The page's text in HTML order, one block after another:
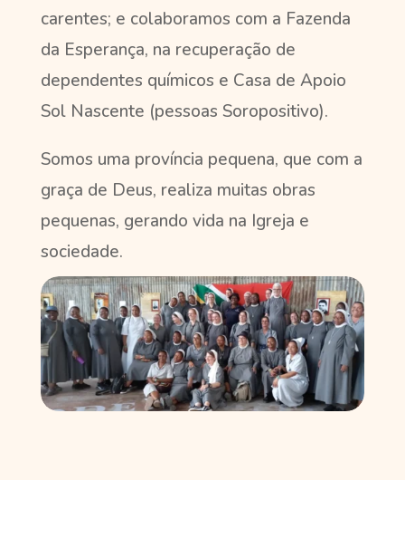
carentes; e colaboramos com a Fazenda
da Esperança, na recuperação de
dependentes químicos e Casa de Apoio
Sol Nascente (pessoas Soropositivo).
Somos uma província pequena, que com a
graça de Deus, realiza muitas obras
pequenas, gerando vida na Igreja e
sociedade.